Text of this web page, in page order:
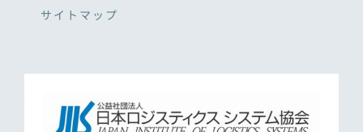
サイトマップ